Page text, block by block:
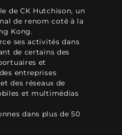
de CK Hutchison, un
de renom coté à la
Kong.
ses activités dans
de certains des
et
entreprises
des réseaux de
et multimédias
dans plus de 50